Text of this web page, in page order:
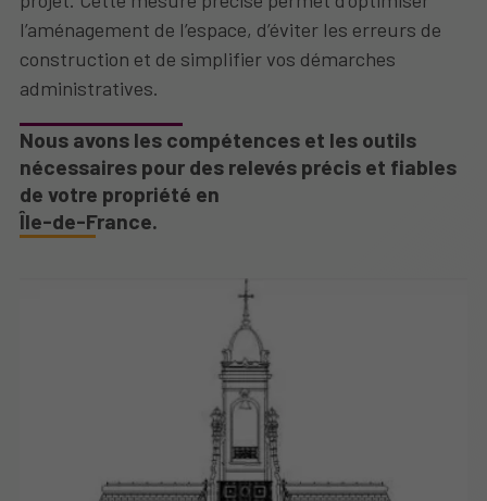
l’aménagement de l’espace, d’éviter les erreurs de
construction et de simplifier vos démarches
administratives.
Nous avons les compétences et les outils
nécessaires pour des relevés précis et fiables
de votre propriété en
Île-de-France.